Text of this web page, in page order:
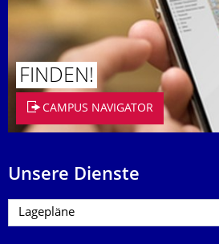
FINDEN!
CAMPUS NAVIGATOR
Unsere Dienste